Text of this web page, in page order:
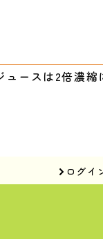
ュースは2倍濃縮
ログイ